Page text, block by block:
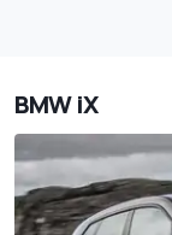
BMW iX